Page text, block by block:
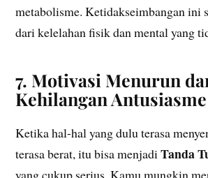
metabolisme. Ketidakseimbangan ini
dari kelelahan fisik dan mental yang
7. Motivasi Menurun
Kehilangan Antusiasme
Ketika hal-hal yang dulu terasa
terasa berat, itu bisa menjadiTanda